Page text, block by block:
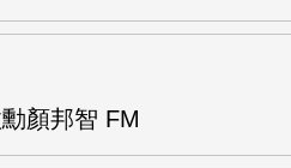
顏邦智 FM